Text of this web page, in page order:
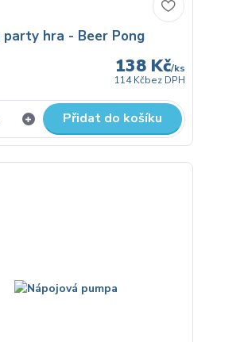
party hra - Beer Pong
138 Kč/ks
114 Kčbez DPH
Přidat do košíku